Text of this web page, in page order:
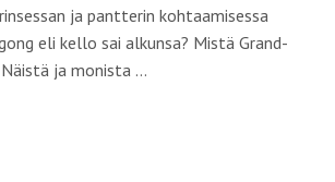
ja pantterin kohtaamisessa
eli kello sai alkunsa? Mistä Grand-
Näistä ja monista …